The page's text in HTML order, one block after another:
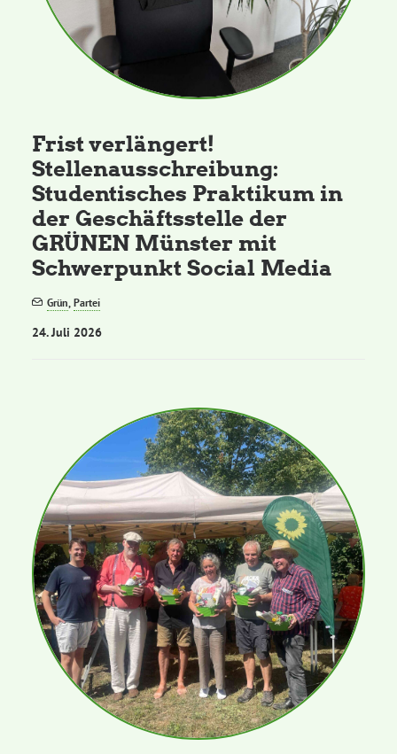
Grüne im Rathaus
Ratsmitglieder 2025 – 2030
Ratsanträge
Fraktionsgeschäftsstelle
Arbeitsgruppen
Mitglied werden
Kommunalpolitik
Engagement-Sprechstunde
Grüne Jugend
Frist verlängert!
Stellenausschreibung:
Studentisches Praktikum in
der Geschäftsstelle der
GRÜNEN Münster mit
Schwerpunkt Social Media
Grün,Partei
24. Juli 2026